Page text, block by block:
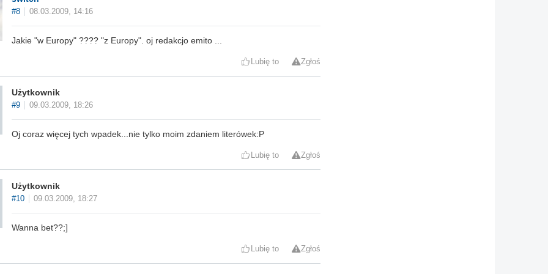
#8 08.03.2009, 14:16
Jakie "w Europy" ???? "z Europy". oj redakcjo emito ...
Lubię to Zgłoś
Użytkownik
#9 09.03.2009, 18:26
Oj coraz więcej tych wpadek...nie tylko moim zdaniem literówek:P
Lubię to Zgłoś
Użytkownik
#10 09.03.2009, 18:27
Wanna bet??;]
Lubię to Zgłoś